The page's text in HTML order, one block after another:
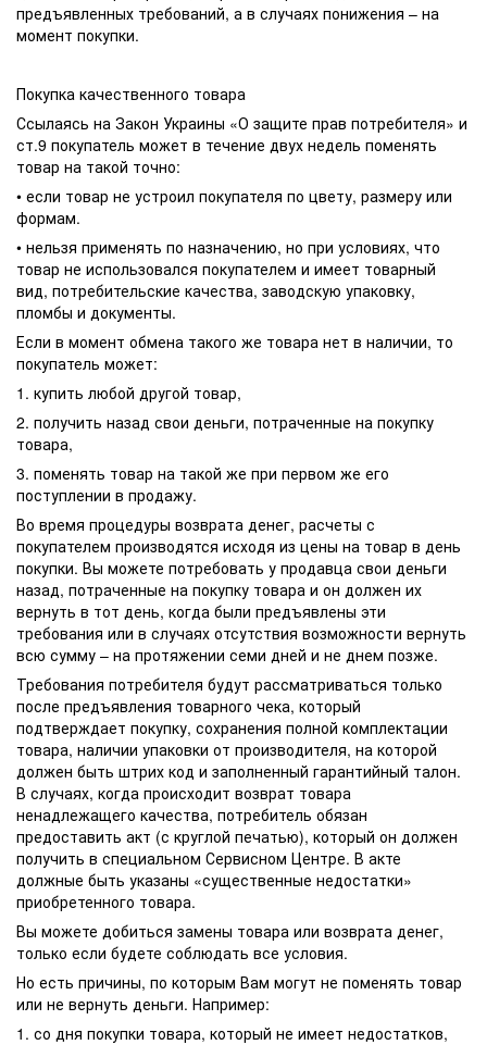
предъявленных требований, а в случаях понижения – на
момент покупки.
Покупка качественного товара
Ссылаясь на Закон Украины «О защите прав потребителя» и
ст.9 покупатель может в течение двух недель поменять
товар на такой точно:
• если товар не устроил покупателя по цвету, размеру или
формам.
• нельзя применять по назначению, но при условиях, что
товар не использовался покупателем и имеет товарный
вид, потребительские качества, заводскую упаковку,
пломбы и документы.
Если в момент обмена такого же товара нет в наличии, то
покупатель может:
1. купить любой другой товар,
2. получить назад свои деньги, потраченные на покупку
товара,
3. поменять товар на такой же при первом же его
поступлении в продажу.
Во время процедуры возврата денег, расчеты с
покупателем производятся исходя из цены на товар в день
покупки. Вы можете потребовать у продавца свои деньги
назад, потраченные на покупку товара и он должен их
вернуть в тот день, когда были предъявлены эти
требования или в случаях отсутствия возможности вернуть
всю сумму – на протяжении семи дней и не днем позже.
Требования потребителя будут рассматриваться только
после предъявления товарного чека, который
подтверждает покупку, сохранения полной комплектации
товара, наличии упаковки от производителя, на которой
должен быть штрих код и заполненный гарантийный талон.
В случаях, когда происходит возврат товара
ненадлежащего качества, потребитель обязан
предоставить акт (с круглой печатью), который он должен
получить в специальном Сервисном Центре. В акте
должные быть указаны «существенные недостатки»
приобретенного товара.
Вы можете добиться замены товара или возврата денег,
только если будете соблюдать все условия.
Но есть причины, по которым Вам могут не поменять товар
или не вернуть деньги. Например:
1. со дня покупки товара, который не имеет недостатков,